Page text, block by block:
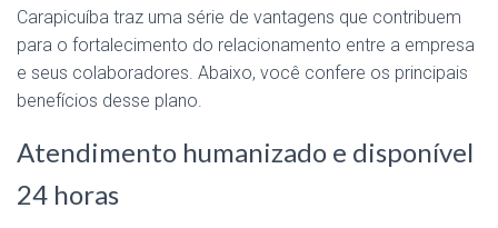
Carapicuíba traz uma série de vantagens que contribuem
para o fortalecimento do relacionamento entre a empresa
e seus colaboradores. Abaixo, você confere os principais
benefícios desse plano.
Atendimento humanizado e disponível
24 horas